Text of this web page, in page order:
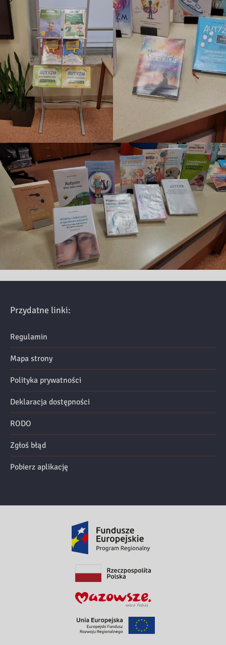
Przydatne linki:
Regulamin
Mapa strony
Polityka prywatności
Deklaracja dostępności
RODO
Zgłoś błąd
Pobierz aplikację